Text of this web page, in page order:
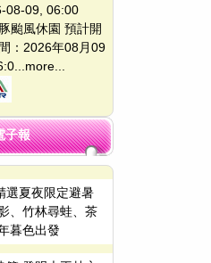
08-09, 06:00
颱風休園 預計開
：2026年08月09
more...
子報
選夏夜限定避暑
、竹林尋蛙、茶
暮色出發